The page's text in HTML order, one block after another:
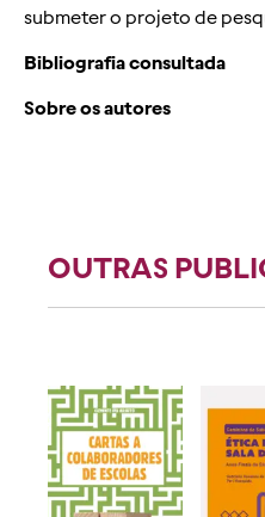
submeter o projeto de
Bibliografia consultada
Sobre os autores
OUTRAS